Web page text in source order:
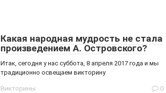
Какая народная мудрость не стала
произведением А. Островского?
Итак, сегодня у нас суббота, 8 апреля 2017 года и мы
традиционно освещаем викторину
Викторины 0